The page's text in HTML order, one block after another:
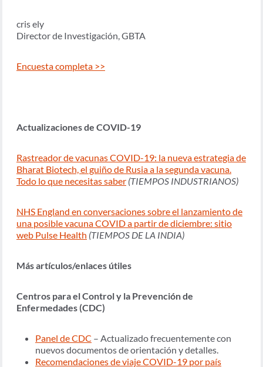
cris ely
Director de Investigación, GBTA
Encuesta completa >>
Actualizaciones de COVID-19
Rastreador de vacunas COVID-19: la nueva estrategia de
Bharat Biotech, el guiño de Rusia a la segunda vacuna.
Todo lo que necesitas saber (TIEMPOS INDUSTRIANOS)
NHS England en conversaciones sobre el lanzamiento de
una posible vacuna COVID a partir de diciembre: sitio
web Pulse Health (TIEMPOS DE LA INDIA)
Más artículos/enlaces útiles
Centros para el Control y la Prevención de
Enfermedades (CDC)
Panel de CDC – Actualizado frecuentemente con
nuevos documentos de orientación y detalles.
Recomendaciones de viaje COVID-19 por país